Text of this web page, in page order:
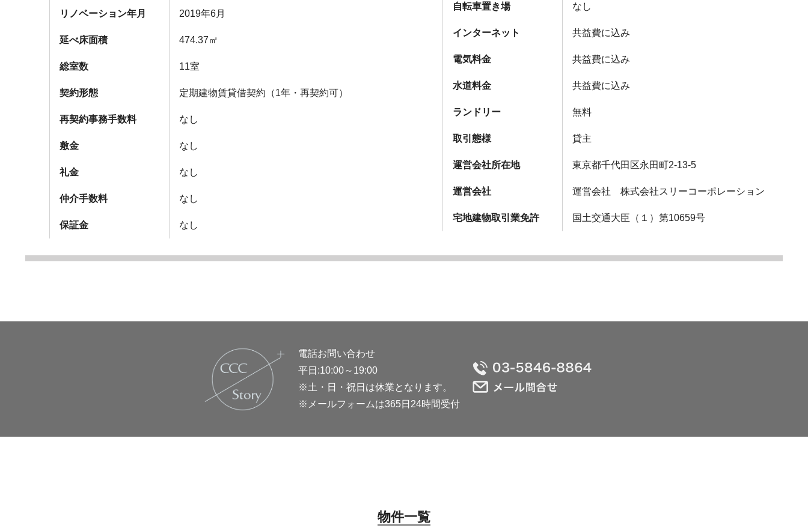
リノベーション年月 2019年6月
延べ床面積 474.37㎡
総室数 11室
契約形態 定期建物賃貸借契約（1年・再契約可）
再契約事務手数料 なし
敷金 なし
礼金 なし
仲介手数料 なし
保証金 なし
自転車置き場 なし
インターネット 共益費に込み
電気料金 共益費に込み
水道料金 共益費に込み
ランドリー 無料
取引態様 貸主
運営会社所在地 東京都千代田区永田町2-13-5
運営会社 運営会社 株式会社スリーコーポレーション
宅地建物取引業免許 国土交通大臣（１）第10659号
電話お問い合わせ
平日:10:00～19:00
※土・日・祝日は休業となります。
※メールフォームは365日24時間受付
物件一覧